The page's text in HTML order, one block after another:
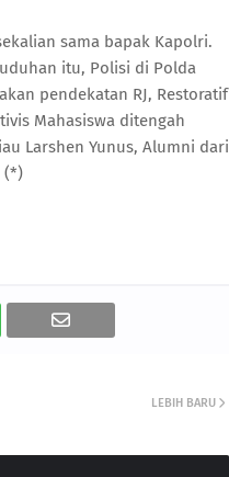
sama bapak Kapolri.
itu, Polisi di Polda
pendekatan RJ, Restoratif
Mahasiswa ditengah
Larshen Yunus, Alumni dari
(*)
LEBIH BARU